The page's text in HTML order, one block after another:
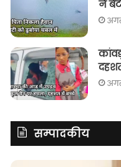
ने
सम्पादकीय